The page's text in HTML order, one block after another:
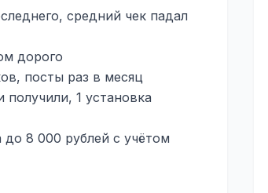
средний чек падал
дорого
посты раз в месяц
1 установка
8 000 рублей с учётом